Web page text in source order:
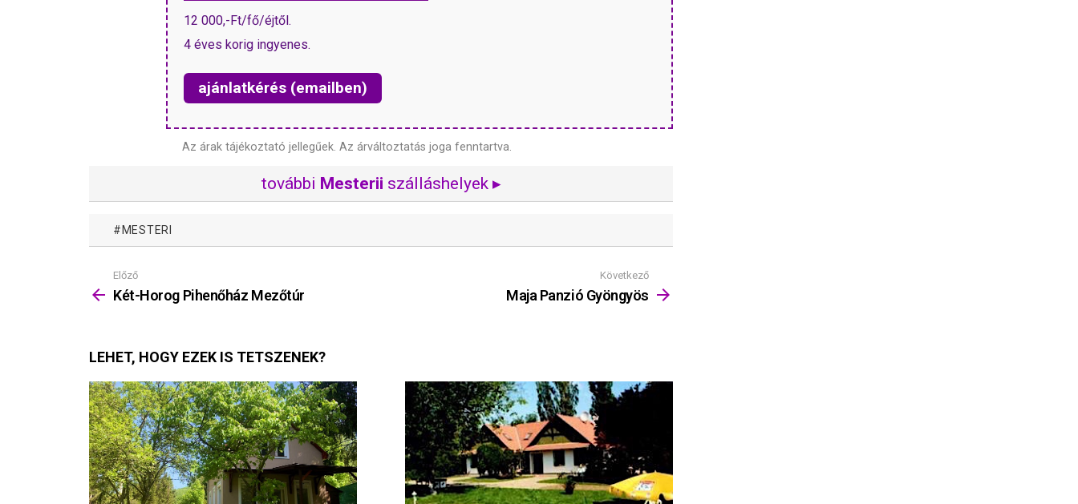
12 000,-Ft/fő/éjtől.
4 éves korig ingyenes.
ajánlatkérés (emailben)
Az árak tájékoztató jellegűek. Az árváltoztatás joga fenntartva.
további Mesterii szálláshelyek ▸
MESTERI
Mutass
többet
Előző
Két-Horog Pihenőház Mezőtúr
Következő
Maja Panzió Gyöngyös
LEHET, HOGY EZEK IS TETSZENEK?